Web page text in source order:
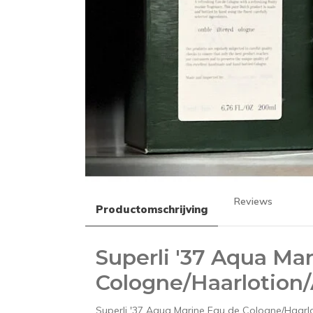
Productomschrijving
Reviews
Superli '37 Aqua
Cologne/